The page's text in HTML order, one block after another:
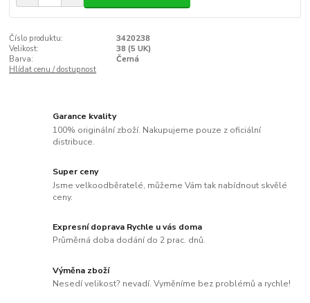
Číslo produktu:
3420238
Velikost:
38 (5 UK)
Barva:
Černá
Hlídat cenu / dostupnost
Garance kvality
100% originální zboží. Nakupujeme pouze z oficiální
distribuce.
Super ceny
Jsme velkoodběratelé, můžeme Vám tak nabídnout skvělé
ceny.
Expresní doprava Rychle u vás doma
Průměrná doba dodání do 2 prac. dnů.
Výměna zboží
Nesedí velikost? nevadí. Vyměníme bez problémů a rychle!